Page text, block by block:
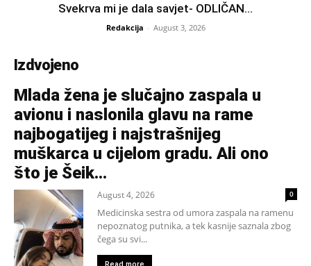
Svekrva mi je dala savjet- ODLIČAN...
Redakcija - August 3, 2026
Izdvojeno
Mlada žena je slučajno zaspala u
avionu i naslonila glavu na rame
najbogatijeg i najstrašnijeg
muškarca u cijelom gradu. Ali ono
što je Šeik...
August 4, 2026 0
Medicinska sestra od umora zaspala na ramenu
nepoznatog putnika, a tek kasnije saznala zbog
čega su svi...